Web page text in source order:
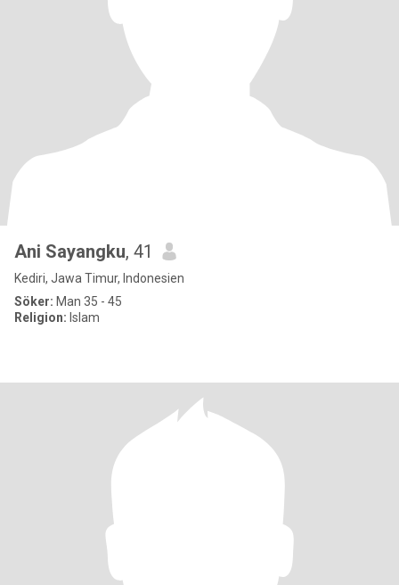
Ani Sayangku, 41
Kediri, Jawa Timur, Indonesien
Söker: Man 35 - 45
Religion: Islam